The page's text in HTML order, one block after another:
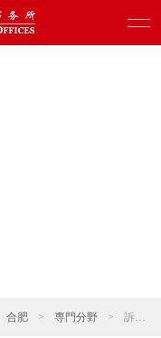
合肥 > 専門分野 > 訴訟・仲裁